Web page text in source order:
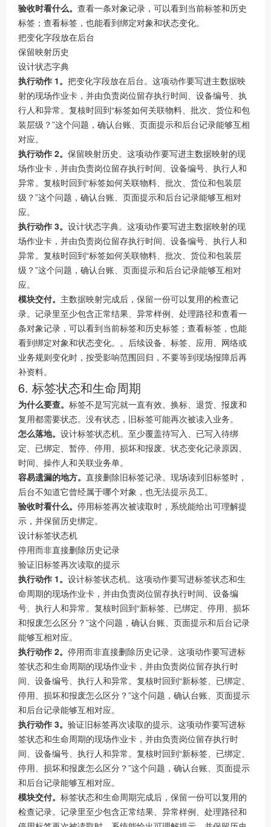
验收时看什么。 查看一条对象记录，可以看到当前标签和历史
标签；查看标签，也能看到绑定对象和状态变化。
把变化字段放在后台
保留映射历史
设计状态字典
执行动作 1。 把变化字段放在后台。这项动作要写进主数据映
射的现场作业卡，并由负责岗位留存执行时间、设备编号、执
行人和异常。复核时回到“标签如何关联物料、批次、货位和包
装层级？”这个问题，确认台账、页面提示和后台记录能够互相
对应。
执行动作 2。 保留映射历史。这项动作要写进主数据映射的现
场作业卡，并由负责岗位留存执行时间、设备编号、执行人和
异常。复核时回到“标签如何关联物料、批次、货位和包装层
级？”这个问题，确认台账、页面提示和后台记录能够互相对
应。
执行动作 3。 设计状态字典。这项动作要写进主数据映射的现
场作业卡，并由负责岗位留存执行时间、设备编号、执行人和
异常。复核时回到“标签如何关联物料、批次、货位和包装层
级？”这个问题，确认台账、页面提示和后台记录能够互相对
应。
模块交付。 主数据映射完成后，保留一份可以复用的检查记
录。记录里至少包含正常结果、异常样例、处理路径和查看一
条对象记录，可以看到当前标签和历史标签；查看标签，也能
看到绑定对象和状态变化。。后续设备、标签、应用、网络或
业务规则变化时，按受影响范围回归，不要等到现场报障后再
补资料。
6. 标签状态和生命周期
为什么要查。 标签不是写完就一直有效。换标、退货、报废和
复用都需要状态。没有状态，旧标签可能再次被读入业务。
怎么落地。 设计标签状态机。至少覆盖待写入、已写入待绑
定、已绑定、暂停、停用、损坏和报废。状态变化记录原因、
时间、操作人和关联业务单。
容易遗漏的地方。 直接删除旧标签记录。现场读到旧标签时，
后台不知道它曾经属于哪个对象，也无法提示员工。
验收时看什么。 停用标签再次被读取时，系统能给出可理解提
示，并保留历史绑定。
设计标签状态机
停用而非直接删除历史记录
验证旧标签再次读取的提示
执行动作 1。 设计标签状态机。这项动作要写进标签状态和生
命周期的现场作业卡，并由负责岗位留存执行时间、设备编
号、执行人和异常。复核时回到“新标签、已绑定、停用、损坏
和报废怎么区分？”这个问题，确认台账、页面提示和后台记录
能够互相对应。
执行动作 2。 停用而非直接删除历史记录。这项动作要写进标
签状态和生命周期的现场作业卡，并由负责岗位留存执行时
间、设备编号、执行人和异常。复核时回到“新标签、已绑定、
停用、损坏和报废怎么区分？”这个问题，确认台账、页面提示
和后台记录能够互相对应。
执行动作 3。 验证旧标签再次读取的提示。这项动作要写进标
签状态和生命周期的现场作业卡，并由负责岗位留存执行时
间、设备编号、执行人和异常。复核时回到“新标签、已绑定、
停用、损坏和报废怎么区分？”这个问题，确认台账、页面提示
和后台记录能够互相对应。
模块交付。 标签状态和生命周期完成后，保留一份可以复用的
检查记录。记录里至少包含正常结果、异常样例、处理路径和